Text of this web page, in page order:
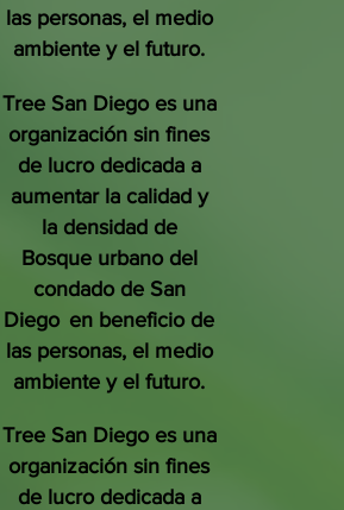
las personas, el medio
ambiente y el futuro.
Tree San Diego es una
organización sin fines
de lucro dedicada a
aumentar la calidad y
la densidad de
Bosque urbano del
condado de San
Diego en beneficio de
las personas, el medio
ambiente y el futuro.
Tree San Diego es una
organización sin fines
de lucro dedicada a